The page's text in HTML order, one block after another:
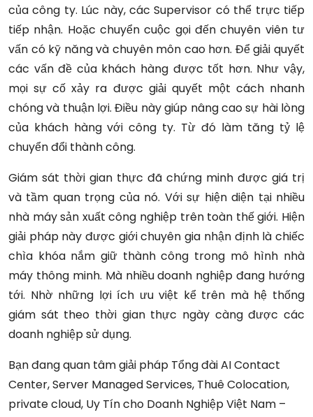
của công ty. Lúc này, các Supervisor có thể trực tiếp
tiếp nhận. Hoặc chuyển cuộc gọi đến chuyên viên tư
vấn có kỹ năng và chuyên môn cao hơn. Để giải quyết
các vấn đề của khách hàng được tốt hơn. Như vậy,
mọi sự cố xảy ra được giải quyết một cách nhanh
chóng và thuận lợi. Điều này giúp nâng cao sự hài lòng
của khách hàng với công ty. Từ đó làm tăng tỷ lệ
chuyển đổi thành công.
Giám sát thời gian thực đã chứng minh được giá trị
và tầm quan trọng của nó. Với sự hiện diện tại nhiều
nhà máy sản xuất công nghiệp trên toàn thế giới. Hiện
giải pháp này được giới chuyên gia nhận định là chiếc
chìa khóa nắm giữ thành công trong mô hình nhà
máy thông minh. Mà nhiều doanh nghiệp đang hướng
tới. Nhờ những lợi ích ưu việt kể trên mà hệ thống
giám sát theo thời gian thực ngày càng được các
doanh nghiệp sử dụng.
Bạn đang quan tâm giải pháp Tổng đài AI Contact
Center, Server Managed Services, Thuê Colocation,
private cloud, Uy Tín cho Doanh Nghiệp Việt Nam –